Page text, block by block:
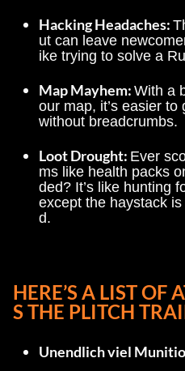
Hacking Headaches:
ut can leave
ike trying to solve a
Map Mayhem: With a
our map, it’s easier
without breadcrumbs.
Loot Drought: Ever
ms like health packs
ded? It’s like hunting
except the haystack
d.
HERE’S A LIST OF
S THE PLITCH
Unendlich viel